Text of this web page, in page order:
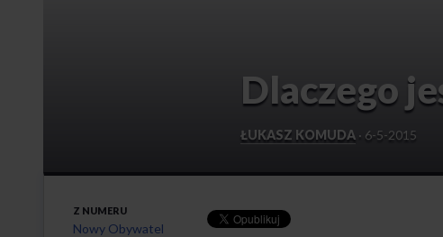
Dlaczego
ŁUKASZ KOMUDA · 6-5-2015
Z NUMERU
Nowy Obywatel